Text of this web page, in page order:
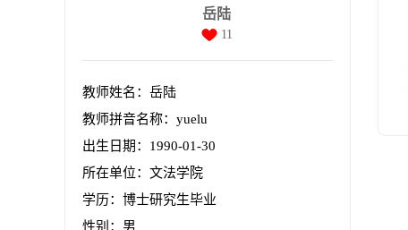
岳陆
11
教师姓名：岳陆
教师拼音名称：yuelu
出生日期：1990-01-30
所在单位：文法学院
学历：博士研究生毕业
性别：男